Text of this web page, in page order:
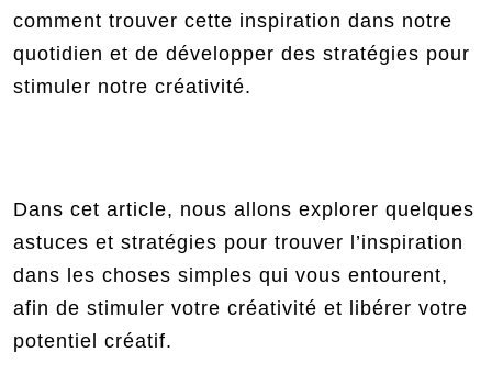
comment trouver cette inspiration dans notre
quotidien et de développer des stratégies pour
stimuler notre créativité.
Dans cet article, nous allons explorer quelques
astuces et stratégies pour trouver l’inspiration
dans les choses simples qui vous entourent,
afin de stimuler votre créativité et libérer votre
potentiel créatif.